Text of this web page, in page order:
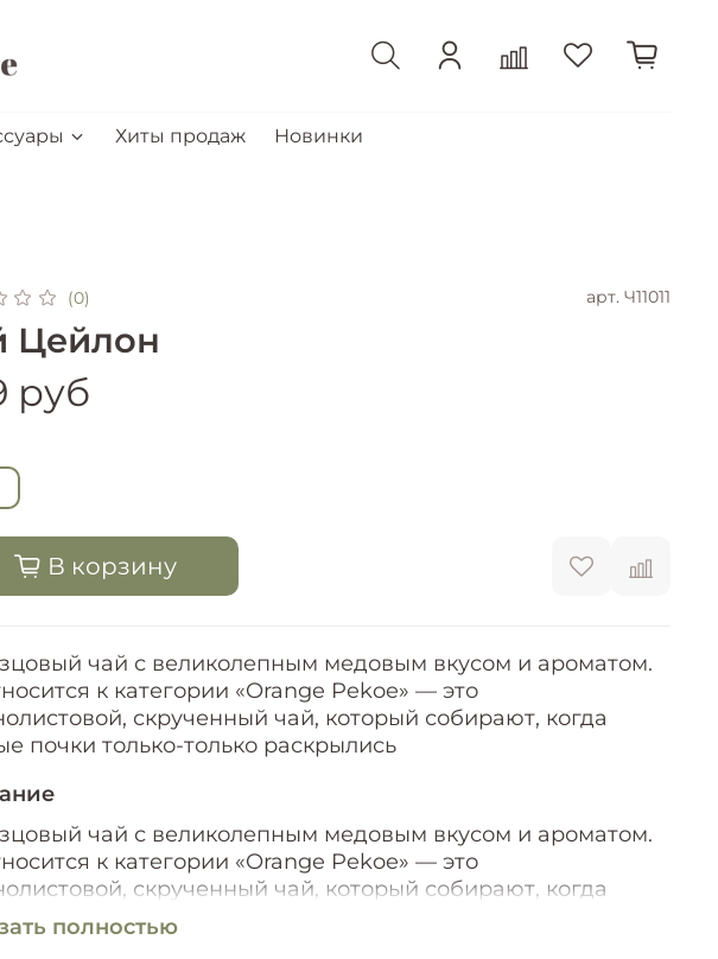
Хиты продаж Новинки
(0) арт. Ч11011
Цейлон
руб
В корзину
чай с великолепным медовым вкусом и ароматом.
к категории «Orange Pekoe» — это
скрученный чай, который собирают, когда
почки только-только раскрылись
чай с великолепным медовым вкусом и ароматом.
к категории «Orange Pekoe» — это
скрученный чай, который собирают, когда
почки только-только раскрылись
полностью